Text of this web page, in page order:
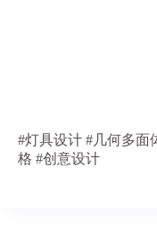
#灯具设计 #几何多面
格 #创意设计